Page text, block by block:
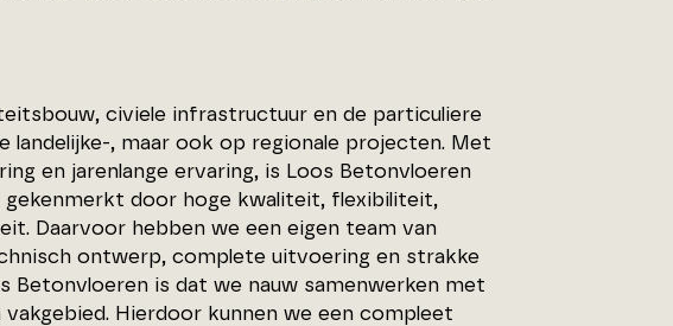
civiele infrastructuur en de particuliere
, maar ook op regionale projecten. Met
en jarenlange ervaring, is Loos Betonvloeren
door hoge kwaliteit, flexibiliteit,
Daarvoor hebben we een eigen team van
ontwerp, complete uitvoering en strakke
Betonvloeren is dat we nauw samenwerken met
Hierdoor kunnen we een compleet